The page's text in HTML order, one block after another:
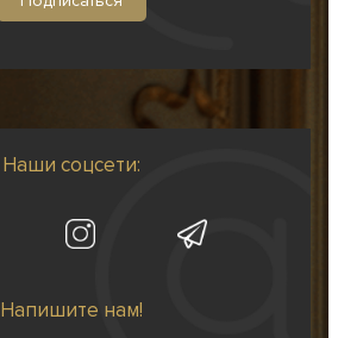
Наши соцсети:
Напишите нам!